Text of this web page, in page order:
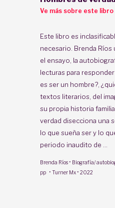
Ve más sobre este libro
Este libro es
necesario. Brenda Ríos
el ensayo, la
lecturas para
es ser un hombre?,
textos literarios, del
su propia historia
verdad disecciona una
lo que sueña ser y lo
periodo inaudito de ...
Brenda Ríos · Biografía/
pp · Turner Mx · 2022